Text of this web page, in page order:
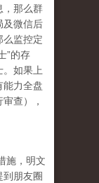
，那么群
及微信后
么监控定
”的存
如果上
能力全盘
查），
施，明文
朋友圈